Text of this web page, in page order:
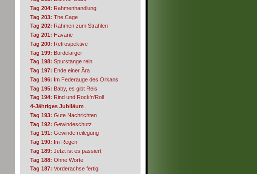
Tag 204: Rahmenhandlung
Tag 203: The Cage
Tag 202: Rahmen zum Strahlen
Tag 201: Havarie
Tag 200: Retrospektive
Tag 199: Bördelärger
Tag 198: Spurstange rein
Tag 197: Ende einer Ära
Tag 196: Im Federauge des Orkans
Tag 195: Baby, es gibt Reis
Tag 194: Rind und Rock'n'Roll
4-Jähriges Jubiläum
Tag 193: Gute Nachrichten
Tag 192: Gewindeschutz
Tag 191: Gewindefreilegung
Tag 190: Im Regen
Tag 189: Jetzt ist es passiert
Tag 188: Ohne Worte
Tag 187: Vorderachse fertig